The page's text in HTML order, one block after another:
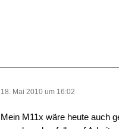
18. Mai 2010 um 16:02
Mein M11x wäre heute auch